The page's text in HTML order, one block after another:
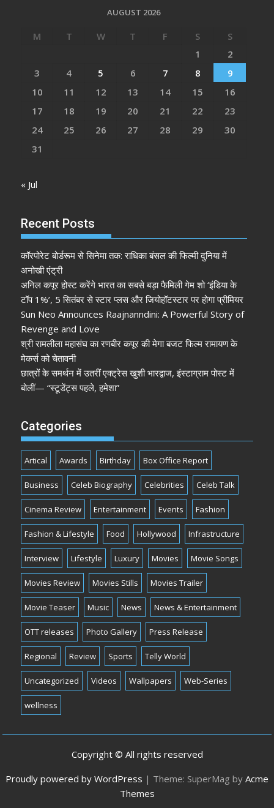
AUGUST 2026
M T W T F S
S
1
2
3
4 5 6 7 8
9
10
11 12 13 14 15
16
17
18 19 20 21 22
23
24
25 26 27 28 29
30
31
« Jul
Recent Posts
कॉरपोरेट बोर्डरूम से सिनेमा तक: राधिका बंसल की फिल्मी दुनिया में
अनोखी एंट्री
अनिल कपूर होस्ट करेंगे भारत का सबसे बड़ा फैमिली गेम शो ‘इंडिया के
टॉप 1%’, 5 सितंबर से स्टार प्लस और जियोहॉटस्टार पर होगा प्रीमियर
Sun Neo Announces Raajnanndini: A Powerful Story of
Revenge and Love
श्री रामलीला महासंघ का रणबीर कपूर की मेगा बजट फिल्म रामायण के
मेकर्स को चेतावनी
छात्रों के समर्थन में उतरीं एक्ट्रेस खुशी भारद्वाज, इंस्टाग्राम पोस्ट में
बोलीं— “स्टूडेंट्स पहले, हमेशा”
Categories
Artical Awards Birthday Box Office Report
Business Celeb Biography Celebrities Celeb Talk
Cinema Review Entertainment Events Fashion
Fashion & Lifestyle Food Hollywood Infrastructure
Interview Lifestyle Luxury Movies Movie Songs
Movies Review Movies Stills Movies Trailer
Movie Teaser Music News News & Entertainment
OTT releases Photo Gallery Press Release
Regional Review Sports Telly World
Uncategorized Videos Wallpapers Web-Series
wellness
Copyright © All rights reserved
Proudly powered by WordPress | Theme: SuperMag by Acme
Themes